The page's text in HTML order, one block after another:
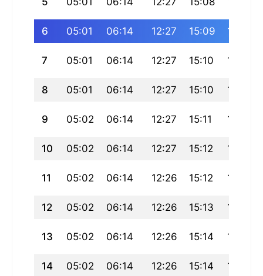
6 05:01 06:14 12:27 15:09 18:40
7 05:01 06:14 12:27 15:10 18:40
8 05:01 06:14 12:27 15:10 18:39
9 05:02 06:14 12:27 15:11 18:39
10 05:02 06:14 12:27 15:12 18:39
11 05:02 06:14 12:26 15:12 18:38
12 05:02 06:14 12:26 15:13 18:38
13 05:02 06:14 12:26 15:14 18:38
14 05:02 06:14 12:26 15:14 18:37